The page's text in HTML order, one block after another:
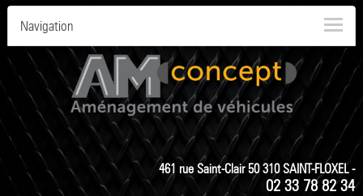
Navigation
461 rue Saint-Clair 50 310 SAINT-FLOXEL -
02 33 78 82 34